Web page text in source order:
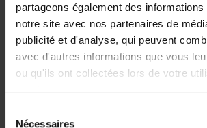
partageons également des
notre site avec nos partenaires de
publicité et d'analyse, qui peuvent
avec d'autres informations que vous
ou qu'ils ont collectées lors de votre
services.
Nécessaires
Description
Slip intraversable femme
Procure une protection contre les